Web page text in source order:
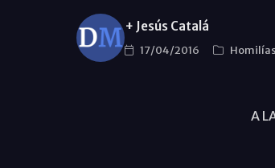
+ Jesús Catalá
17/04/2016
A